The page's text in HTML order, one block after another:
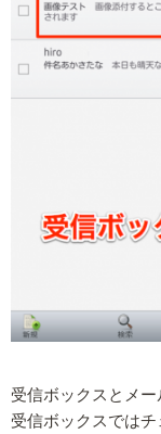
受信ボックスとメー
受信ボックスでは